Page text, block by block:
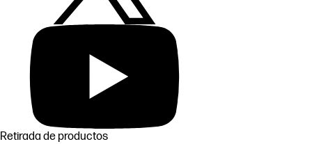
Retirada de productos